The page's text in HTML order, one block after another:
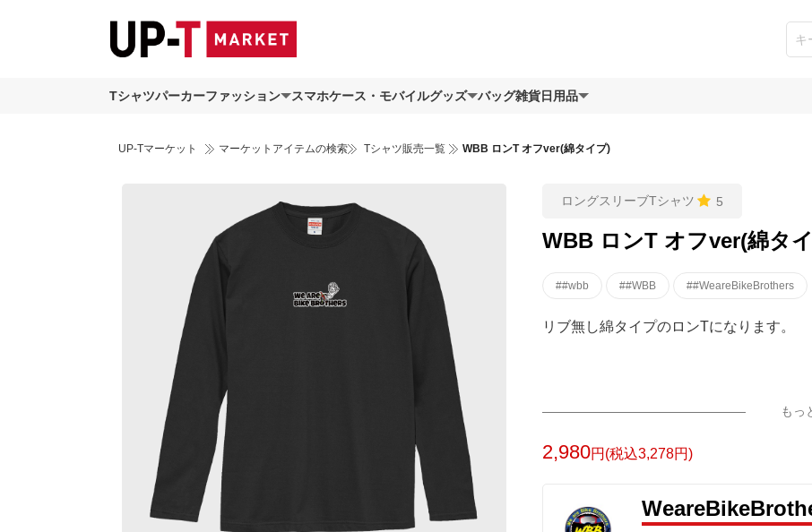
Tシャツパーカーファッション スマホケース・モバイルグッズ バッグ雑貨日用品
UP-Tマーケット マーケットアイテムの検索 Tシャツ販売一覧 WBB ロンT オフver(綿タイプ)
ロングスリーブTシャツ 5
WBB ロンT オフver(綿タ
##wbb ##WBB ##WeareBikeBrothers
リブ無し綿タイプのロンTになります。
もっ
2,980円(税込3,278円)